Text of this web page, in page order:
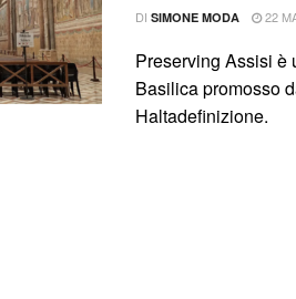
DI SIMONE MODA 22
Preserving Assisi è
Basilica promosso
Haltadefinizione.